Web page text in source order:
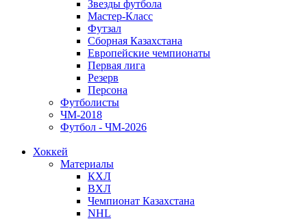
Звезды футбола
Мастер-Класс
Футзал
Сборная Казахстана
Европейские чемпионаты
Первая лига
Резерв
Персона
Футболисты
ЧМ-2018
Футбол - ЧМ-2026
Хоккей
Материалы
КХЛ
ВХЛ
Чемпионат Казахстана
NHL